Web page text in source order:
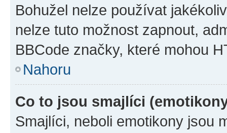
Bohužel nelze používat
nelze tuto možnost zapnout,
BBCode značky, které mohou
Nahoru
Co to jsou smajlíci
Smajlíci, neboli emotikony jsou